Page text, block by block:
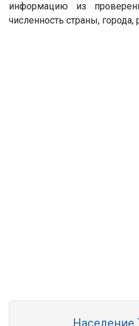
информацию из
численность страны, города,
Население